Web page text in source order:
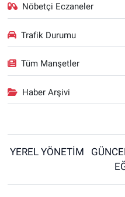
Nöbetçi Eczaneler
Trafik Durumu
Tüm Manşetler
Haber Arşivi
YEREL YÖNETİM